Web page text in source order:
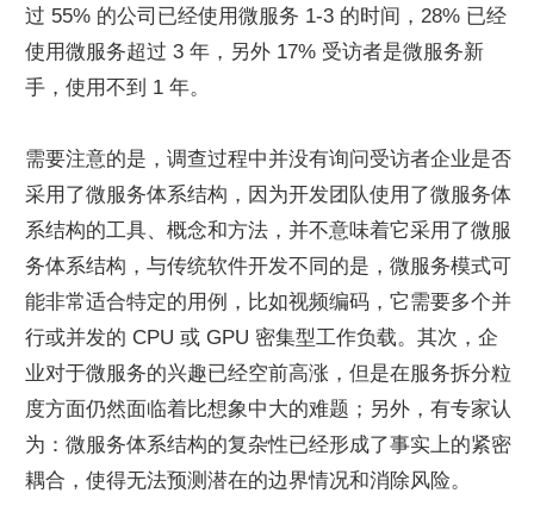
过 55% 的公司已经使用微服务 1-3 的时间，28% 已经
使用微服务超过 3 年，另外 17% 受访者是微服务新
手，使用不到 1 年。
需要注意的是，调查过程中并没有询问受访者企业是否
采用了微服务体系结构，因为开发团队使用了微服务体
系结构的工具、概念和方法，并不意味着它采用了微服
务体系结构，与传统软件开发不同的是，微服务模式可
能非常适合特定的用例，比如视频编码，它需要多个并
行或并发的 CPU 或 GPU 密集型工作负载。其次，企
业对于微服务的兴趣已经空前高涨，但是在服务拆分粒
度方面仍然面临着比想象中大的难题；另外，有专家认
为：微服务体系结构的复杂性已经形成了事实上的紧密
耦合，使得无法预测潜在的边界情况和消除风险。